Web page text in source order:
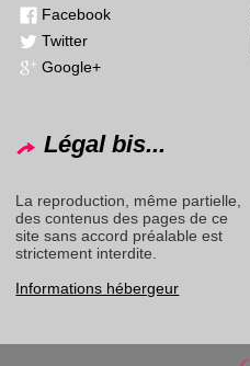
Facebook
Twitter
Google+
Légal bis...
La reproduction, même partielle,
des contenus des pages de ce
site sans accord préalable est
strictement interdite.
Informations hébergeur